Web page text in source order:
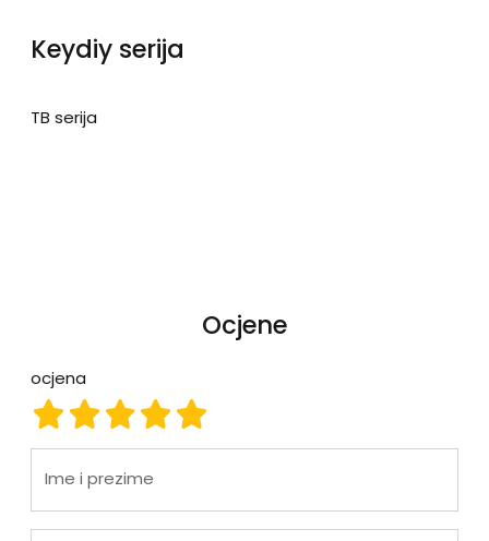
Keydiy serija
TB serija
Ocjene
ocjena
ocjena 5
ocjena 4
ocjena 3
ocjena 2
ocjena 1
Ime i prezime